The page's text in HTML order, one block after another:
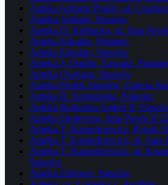
Apteka Artfarm Prolek, ul.
Apteka Artfarm, Staszów
Apteka D. Kiełtucka, ul. Jana
Apteka Eskulap, Połaniec
Apteka Eskulap, Staszów
Apteka J. Ostafin, Zawada,
Apteka Osobista, Staszów
Apteka Prolek Staszów, Galeria
Apteka R. Szerłomska, Połaniec
Apteka Rodzinna Amber II,
Apteka Społeczna, Jana Pawła II
Apteka T. Kasperkiewicz, Rynek
Apteka T. Kasperkiewicz, ul. Jana
Apteka T. Kasperkiewicz, ul.
Staszów
Apteka Zdrowie, Staszów